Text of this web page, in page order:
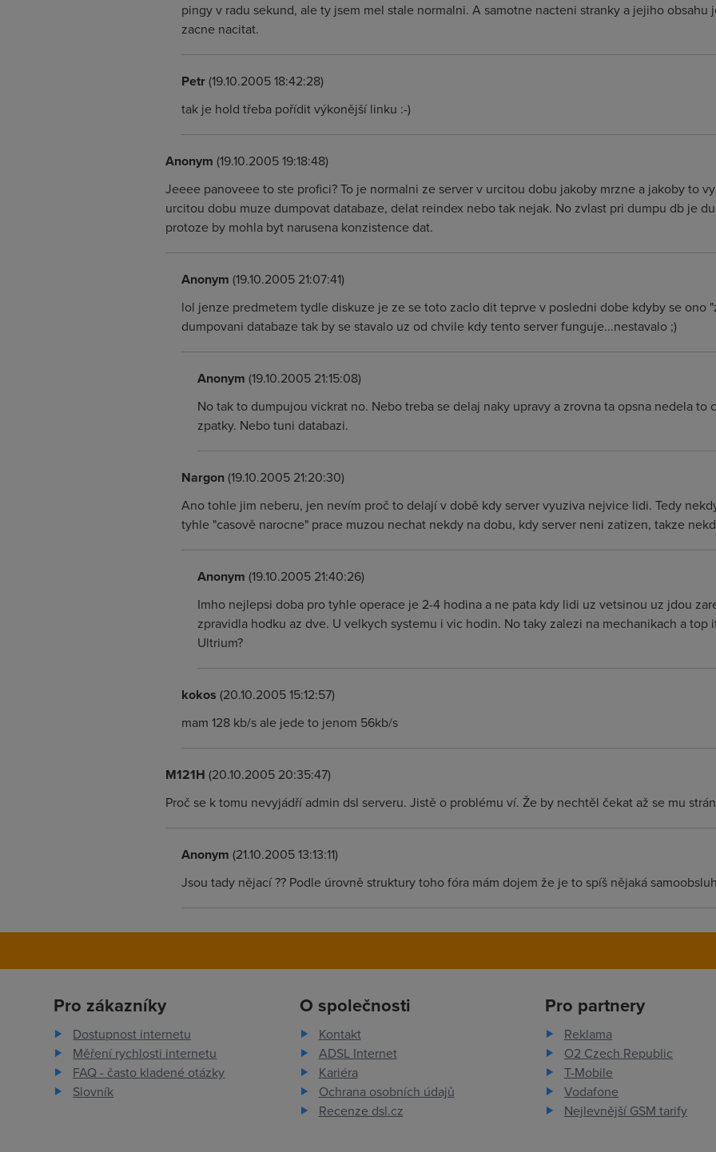
pingy v radu sekund, ale ty jsem mel stale normalni. A samotne nacteni stranky a jejiho
zacne nacitat.
Petr(19.10.2005 18:42:28)
tak je hold třeba pořídit výkonější linku :-)
Anonym (19.10.2005 19:18:48)
Jeeee panoveee to ste profici? To je normalni ze server v urcitou dobu jakoby mrzne a jakoby to
urcitou dobu muze dumpovat databaze, delat reindex nebo tak nejak. No zvlast pri dumpu db je
protoze by mohla byt narusena konzistence dat.
Anonym (19.10.2005 21:07:41)
lol jenze predmetem tydle diskuze je ze se toto zaclo dit teprve v posledni dobe kdyby se ono
dumpovani databaze tak by se stavalo uz od chvile kdy tento server funguje...nestavalo ;)
Anonym (19.10.2005 21:15:08)
No tak to dumpujou vickrat no. Nebo treba se delaj naky upravy a zrovna ta opsna nedela to
zpatky. Nebo tuni databazi.
Nargon(19.10.2005 21:20:30)
Ano tohle jim neberu, jen nevím proč to delají v době kdy server vyuziva nejvice lidi. Tedy
tyhle "casově narocne" prace muzou nechat nekdy na dobu, kdy server neni zatizen, takze
Anonym (19.10.2005 21:40:26)
Imho nejlepsi doba pro tyhle operace je 2-4 hodina a ne pata kdy lidi uz vetsinou uz jdou
zpravidla hodku az dve. U velkych systemu i vic hodin. No taky zalezi na mechanikach a
Ultrium?
kokos (20.10.2005 15:12:57)
mam 128 kb/s ale jede to jenom 56kb/s
M121H (20.10.2005 20:35:47)
Proč se k tomu nevyjádří admin dsl serveru. Jistě o problému ví. Že by nechtěl čekat až se mu
Anonym (21.10.2005 13:13:11)
Jsou tady nějací ?? Podle úrovně struktury toho fóra mám dojem že je to spíš nějaká
Pro zákazníky
Dostupnost internetu
Měření rychlosti internetu
FAQ - často kladené otázky
Slovník
O společnosti
Kontakt
ADSL Internet
Kariéra
Ochrana osobních údajů
Recenze dsl.cz
Pro partnery
Reklama
O2 Czech Republic
T-Mobile
Vodafone
Nejlevnější GSM tarify